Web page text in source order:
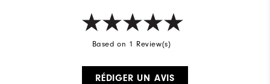
Based on 1 Review(s)
RÉDIGER UN AVIS